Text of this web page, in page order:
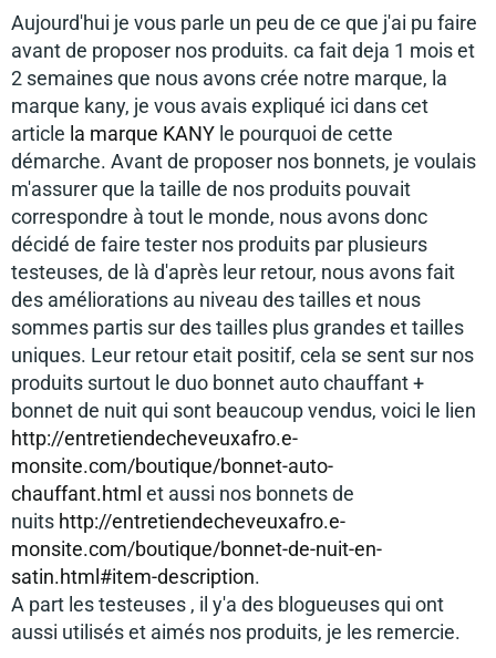
Aujourd'hui je vous parle un peu de ce que j'ai pu faire
avant de proposer nos produits. ca fait deja 1 mois et
2 semaines que nous avons crée notre marque, la
marque kany, je vous avais expliqué ici dans cet
article la marque KANY le pourquoi de cette
démarche. Avant de proposer nos bonnets, je voulais
m'assurer que la taille de nos produits pouvait
correspondre à tout le monde, nous avons donc
décidé de faire tester nos produits par plusieurs
testeuses, de là d'après leur retour, nous avons fait
des améliorations au niveau des tailles et nous
sommes partis sur des tailles plus grandes et tailles
uniques. Leur retour etait positif, cela se sent sur nos
produits surtout le duo bonnet auto chauffant +
bonnet de nuit qui sont beaucoup vendus, voici le lien
http://entretiendecheveuxafro.e-
monsite.com/boutique/bonnet-auto-
chauffant.html et aussi nos bonnets de
nuits http://entretiendecheveuxafro.e-
monsite.com/boutique/bonnet-de-nuit-en-
satin.html#item-description.
A part les testeuses , il y'a des blogueuses qui ont
aussi utilisés et aimés nos produits, je les remercie.